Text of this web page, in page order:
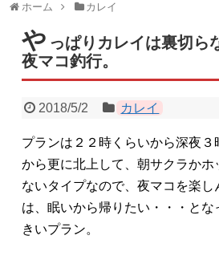
ホーム カレイ
や っぱりカレイは裏切ら
夜マコ釣行。
2018/5/2 カレイ
プランは２２時くらいから深夜３
から更に北上して、朝サクラか
ないタイプなので、夜マコを楽し
は、眠いから帰りたい・・・とな
きいプラン。